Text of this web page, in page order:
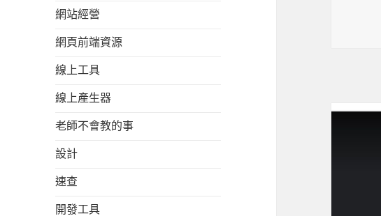
網站經營
網頁前端資源
線上工具
線上產生器
老師不會教的事
設計
速查
開發工具